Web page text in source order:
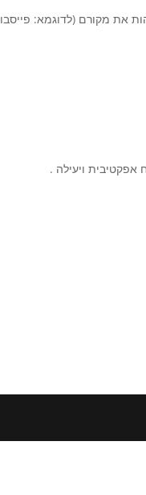
את מקורם (לדוגמא:
אפקטיבית ויעילה .